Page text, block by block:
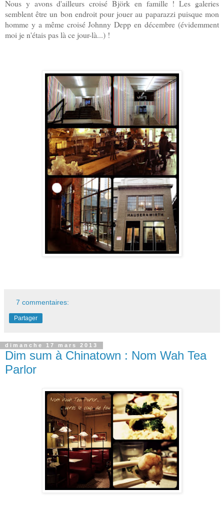
Nous y avons d'ailleurs croisé Björk en famille ! Les galeries
semblent être un bon endroit pour jouer au paparazzi puisque mon
homme y a même croisé Johnny Depp en décembre (évidemment
moi je n'étais pas là ce jour-là...) !
7 commentaires:
Partager
dimanche 17 mars 2013
Dim sum à Chinatown : Nom Wah Tea
Parlor